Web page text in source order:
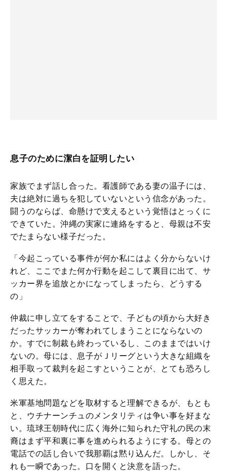
息子のために潔白を証明したい
家族でまず話し合った。看護師である妻の温子には、
夫は絶対に過ちを犯していないという信念があった。
闘うのならば、命懸けで支えるという覚悟はとっくに
できていた。沖縄の実家に連絡をすると、母親は不安
でたまらない様子だった。
「今起こっている事件が何か私にはよく分からないけ
れど、ここでまた何か行動を起こして裏目に出て、サ
ッカー界を追放とかになってしまったら、どうする
の」
仲裁に申し立てをすることで、子どもの頃から大好き
だったサッカーが奪われてしまうことにならないの
か。すでに制裁も終わっているし、このままではいけ
ないの。母には、息子がＪリーグという大きな組織を
相手取って裁判を起こすということが、とても恐ろし
く思えた。
米軍基地問題などを取材すると理解できるが、もとも
と、ウチナーンチュのメンタリティは争い事を好まな
い。琉球王朝時代に広く海外に知られた守礼の民の末
裔はまず平和裏に事を進められるようにする。母との
電話での話し合いで我那覇は黙り込んだ。しかし、そ
れも一瞬であった。口を開くと決意を語った。